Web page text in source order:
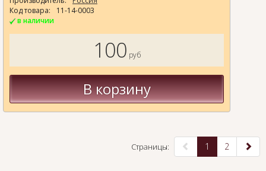
Код товара:
11-14-0003
в наличии
100 руб
В корзину
1 2
Страницы: